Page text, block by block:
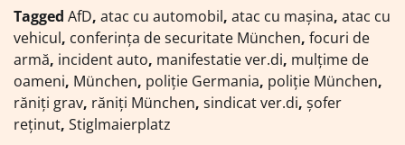
Tagged AfD, atac cu automobil, atac cu mașina, atac cu
vehicul, conferința de securitate München, focuri de
armă, incident auto, manifestatie ver.di, mulțime de
oameni, München, poliție Germania, poliție München,
răniți grav, răniți München, sindicat ver.di, șofer
reținut, Stiglmaierplatz